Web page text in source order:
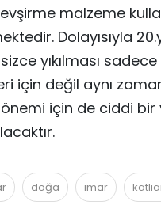
malzeme
Dolayısıyla
yıkılması
için değil aynı
için de ciddi bir
doğa imar